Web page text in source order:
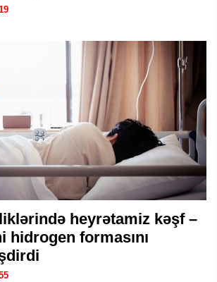
heyrətamiz kəşf –
hidrogen formasını